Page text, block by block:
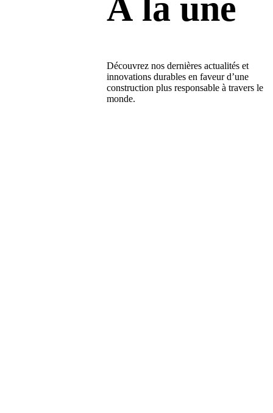
À la une
Découvrez nos dernières actualités et
innovations durables en faveur d’une
construction plus responsable à travers le
monde.